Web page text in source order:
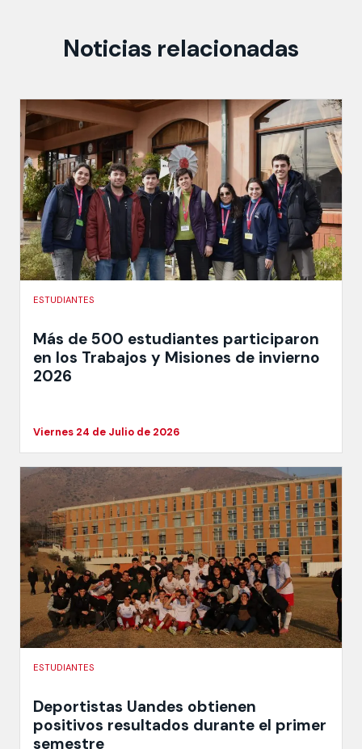
Noticias relacionadas
ESTUDIANTES
Más de 500 estudiantes participaron
en los Trabajos y Misiones de invierno
2026
Viernes 24 de Julio de 2026
ESTUDIANTES
Deportistas Uandes obtienen
positivos resultados durante el primer
semestre